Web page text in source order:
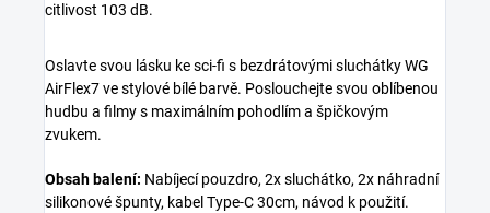
citlivost 103 dB.
Oslavte svou lásku ke sci-fi s bezdrátovými sluchátky WG
AirFlex7 ve stylové bílé barvě. Poslouchejte svou oblíbenou
hudbu a filmy s maximálním pohodlím a špičkovým
zvukem.
Obsah balení: Nabíjecí pouzdro, 2x sluchátko, 2x náhradní
silikonové špunty, kabel Type-C 30cm, návod k použití.